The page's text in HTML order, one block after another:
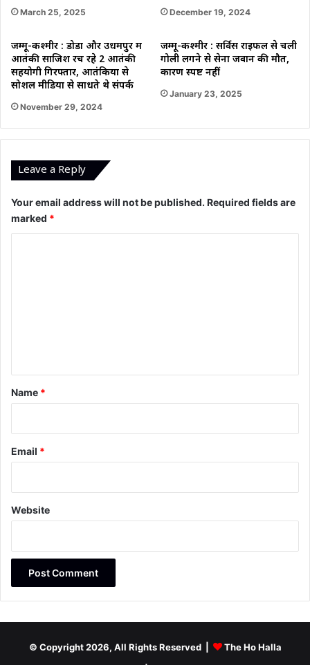
March 25, 2025 December 19, 2024
जम्मू-कश्मीर : डोडा और उधमपुर में
आतंकी साजिश रच रहे 2 आतंकी
सहयोगी गिरफ्तार, आतंकियों से
सोशल मीडिया से साधते थे संपर्क
November 29, 2024
जम्मू-कश्मीर : सर्विस राइफल से चली
गोली लगने से सेना जवान की मौत,
कारण स्पष्ट नहीं
January 23, 2025
Leave a Reply
Your email address will not be published. Required fields are
marked *
*
Name *
Email *
Website
© Copyright 2026, All Rights Reserved |
The Ho Halla